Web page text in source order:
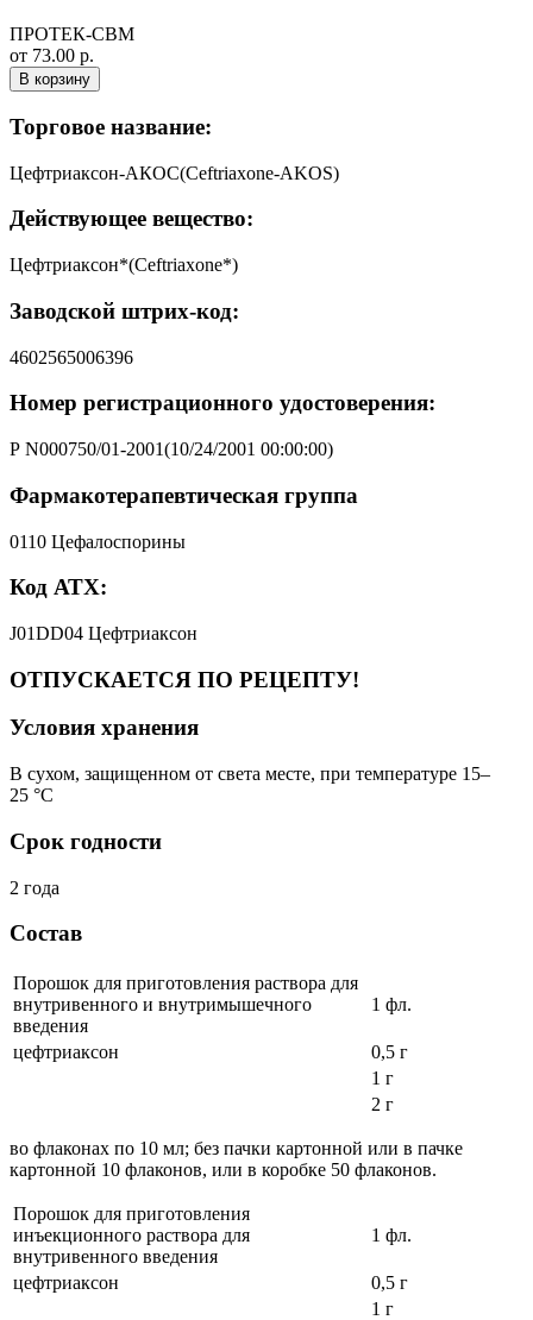
ПРОТЕК-СВМ
от 73.00 р.
В корзину
Торговое название:
Цефтриаксон-АКОС(Ceftriaxone-AKOS)
Действующее вещество:
Цефтриаксон*(Ceftriaxone*)
Заводской штрих-код:
4602565006396
Номер регистрационного удостоверения:
Р N000750/01-2001(10/24/2001 00:00:00)
Фармакотерапевтическая группа
0110 Цефалоспорины
Код АТХ:
J01DD04 Цефтриаксон
ОТПУСКАЕТСЯ ПО РЕЦЕПТУ!
Условия хранения
В сухом, защищенном от света месте, при температуре 15–
25 °C
Срок годности
2 года
Состав
Порошок для приготовления раствора для
внутривенного и внутримышечного
введения
1 фл.
цефтриаксон
0,5 г
1 г
2 г
во флаконах по 10 мл; без пачки картонной или в пачке
картонной 10 флаконов, или в коробке 50 флаконов.
Порошок для приготовления
инъекционного раствора для
внутривенного введения
1 фл.
цефтриаксон
0,5 г
1 г